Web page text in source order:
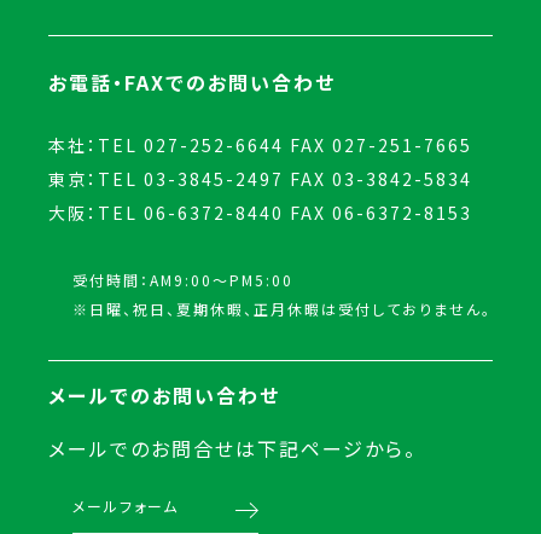
お電話・FAXでのお問い合わせ
本社：TEL 027-252-6644 FAX 027-251-7665
東京：TEL 03-3845-2497 FAX 03-3842-5834
大阪：TEL 06-6372-8440 FAX 06-6372-8153
受付時間：AM9:00～PM5:00
※日曜、祝日、夏期休暇、正月休暇は受付しておりません。
メールでのお問い合わせ
メールでのお問合せは下記ページから。
メールフォーム